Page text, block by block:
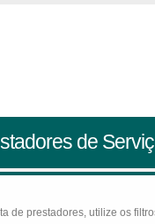
de
de prestadores, utilize os